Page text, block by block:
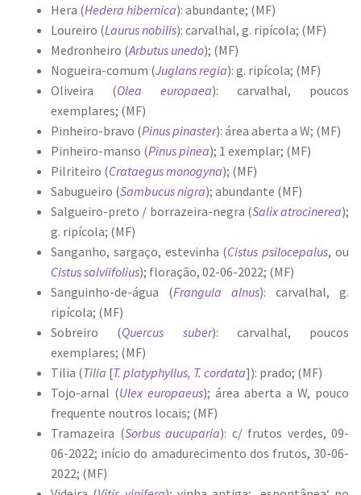
Hera (Hedera hibernica): abundante; (MF)
Loureiro (Laurus nobilis): carvalhal, g. ripícola; (MF)
Medronheiro (Arbutus unedo); (MF)
Nogueira-comum (Juglans regia): g. ripícola; (MF)
Oliveira (Olea europaea): carvalhal, poucos
exemplares; (MF)
Pinheiro-bravo (Pinus pinaster): área aberta a W; (MF)
Pinheiro-manso (Pinus pinea); 1 exemplar; (MF)
Pilriteiro (Crataegus monogyna); (MF)
Sabugueiro (Sambucus nigra); abundante (MF)
Salgueiro-preto / borrazeira-negra (Salix atrocinerea);
g. ripícola; (MF)
Sanganho, sargaço, estevinha (Cistus psilocepalus, ou
Cistus salviifolius); floração, 02-06-2022; (MF)
Sanguinho-de-água (Frangula alnus): carvalhal, g.
ripícola; (MF)
Sobreiro (Quercus suber): carvalhal, poucos
exemplares; (MF)
Tilia (Tilia [T. platyphyllus, T. cordata]): prado; (MF)
Tojo-arnal (Ulex europaeus); área aberta a W, pouco
frequente noutros locais; (MF)
Tramazeira (Sorbus aucuparia): c/ frutos verdes, 09-
06-2022; início do amadurecimento dos frutos, 30-06-
2022; (MF)